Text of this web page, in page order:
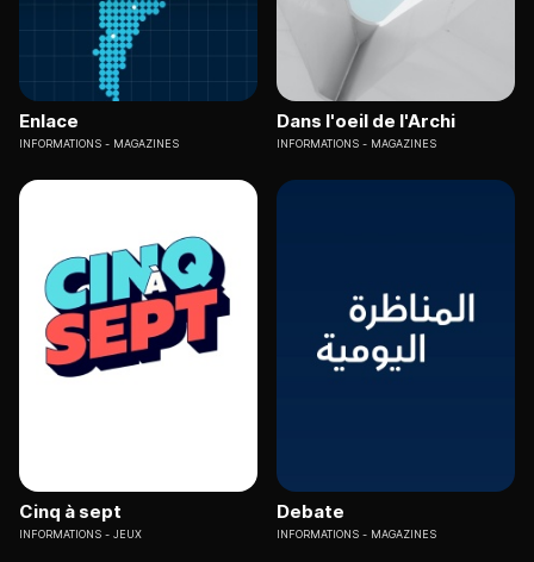
Enlace
INFORMATIONS MAGAZINES
Dans l'oeil de l'Archi
INFORMATIONS MAGAZINES
Cinq à sept
INFORMATIONS JEUX
Debate
INFORMATIONS MAGAZINES